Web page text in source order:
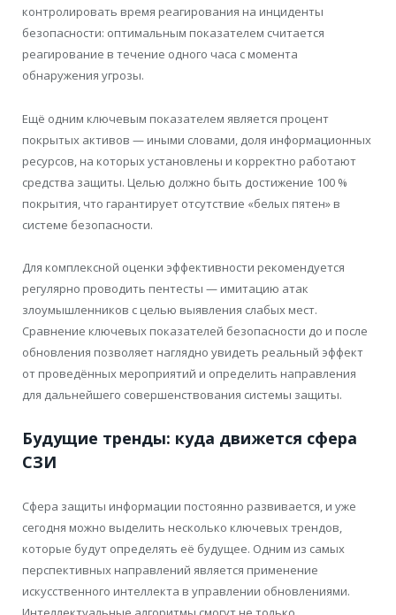
контролировать время реагирования на инциденты
безопасности: оптимальным показателем считается
реагирование в течение одного часа с момента
обнаружения угрозы.
Ещё одним ключевым показателем является процент
покрытых активов — иными словами, доля информационных
ресурсов, на которых установлены и корректно работают
средства защиты. Целью должно быть достижение 100 %
покрытия, что гарантирует отсутствие «белых пятен» в
системе безопасности.
Для комплексной оценки эффективности рекомендуется
регулярно проводить пентесты — имитацию атак
злоумышленников с целью выявления слабых мест.
Сравнение ключевых показателей безопасности до и после
обновления позволяет наглядно увидеть реальный эффект
от проведённых мероприятий и определить направления
для дальнейшего совершенствования системы защиты.
Будущие тренды: куда движется сфера
СЗИ
Сфера защиты информации постоянно развивается, и уже
сегодня можно выделить несколько ключевых трендов,
которые будут определять её будущее. Одним из самых
перспективных направлений является применение
искусственного интеллекта в управлении обновлениями.